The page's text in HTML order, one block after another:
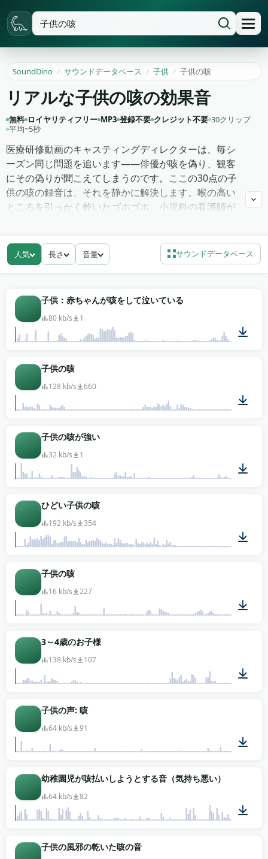
SoundDino / サウンドデータベース / 子供 / 子供の咳
リアルな子供の咳の効果音
無料 ロイヤリティフリー MP3 登録不要 クレジット不要 30クリップ
平均~5秒
医療研修動画のキャスティングディレクターは、毎シ
ーズン同じ問題を追います——俳優が咳を偽り、観客
にその偽りが聞こえてしまうのです。ここの30点の子
供の咳の録音は、それを静かに解決します。喉の高い
ところを引っかく乾いたゴホゴホ、小児科の看護師が
ロを伴う湿った痰のからむ咳、そして風邪をひいて話
そうとする子供に句読点を打つ短い咳払い。年齢は幼
児から十代前半まで幅があり、音色が区分間で明確に
小児科のeラーニングモジュールは、トリアージ認識
を教えるためクループと乾いた咳の素材を使います。
病気の子供のシーンの映画のfoleyは、軽めの咳払いと
短い湿った咳に手を伸ばします——持続的なゴホゴホ
アニメやオーディオブックの語りは、キャラのビート
として控えめに使います。各クリップはドライで中央
定位、クリーンにトリミングされています。どんなプ
不要、登録の壁もありません。
人気 長さ 音量 サウンドデータベース
子供：赤ちゃんが咳をして泣いている
80 kb/s 1
子供の咳
128 kb/s 660
子供の咳が強い
32 kb/s 1
ひどい子供の咳
192 kb/s 354
子供の咳
16 kb/s 227
3～4歳のお子様
138 kb/s 107
子供の声: 咳
64 kb/s 91
幼稚園児が咳払いしようとする音（気持ち悪い）
64 kb/s 82
子供の風邪の乾いた咳の音